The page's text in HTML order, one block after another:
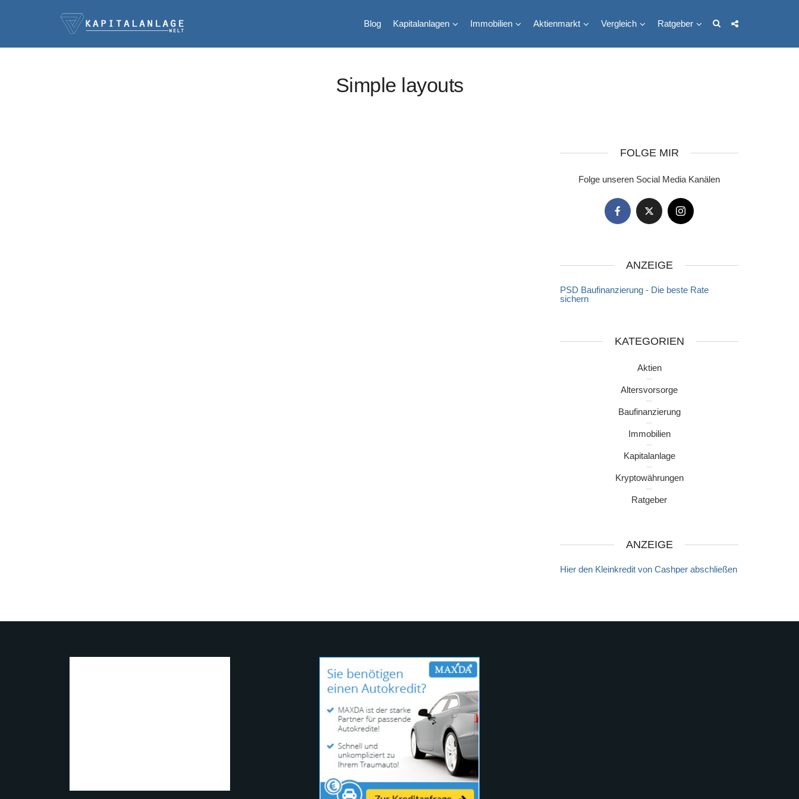
Blog Kapitalanlagen Immobilien Aktienmarkt Vergleich Ratgeber
Simple layouts
FOLGE MIR
Folge unseren Social Media Kanälen
ANZEIGE
PSD Baufinanzierung - Die beste Rate
sichern
KATEGORIEN
Aktien
Altersvorsorge
Baufinanzierung
Immobilien
Kapitalanlage
Kryptowährungen
Ratgeber
ANZEIGE
Hier den Kleinkredit von Cashper abschließen